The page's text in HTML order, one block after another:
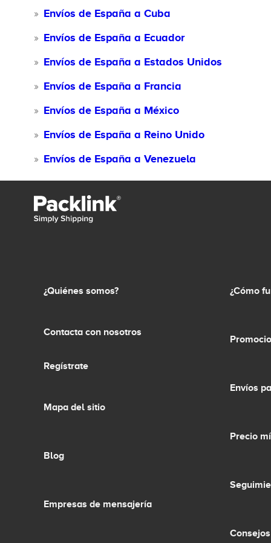
Envíos de España a Cuba
Envíos de España a Ecuador
Envíos de España a Estados Unidos
Envíos de España a Francia
Envíos de España a México
Envíos de España a Reino Unido
Envíos de España a Venezuela
¿Quiénes somos?
Contacta con nosotros
Regístrate
Mapa del sitio
Blog
Empresas de mensajería
¿Cómo
Envíos
Precio